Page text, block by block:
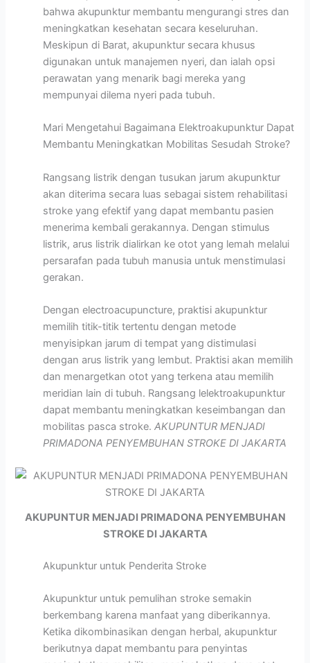
bahwa akupunktur membantu mengurangi stres dan
meningkatkan kesehatan secara keseluruhan.
Meskipun di Barat, akupunktur secara khusus
digunakan untuk manajemen nyeri, dan ialah opsi
perawatan yang menarik bagi mereka yang
mempunyai dilema nyeri pada tubuh.
Mari Mengetahui Bagaimana Elektroakupunktur Dapat
Membantu Meningkatkan Mobilitas Sesudah Stroke?
Rangsang listrik dengan tusukan jarum akupunktur
akan diterima secara luas sebagai sistem rehabilitasi
stroke yang efektif yang dapat membantu pasien
menerima kembali gerakannya. Dengan stimulus
listrik, arus listrik dialirkan ke otot yang lemah melalui
persarafan pada tubuh manusia untuk menstimulasi
gerakan.
Dengan electroacupuncture, praktisi akupunktur
memilih titik-titik tertentu dengan metode
menyisipkan jarum di tempat yang distimulasi
dengan arus listrik yang lembut. Praktisi akan memilih
dan menargetkan otot yang terkena atau memilih
meridian lain di tubuh. Rangsang lelektroakupunktur
dapat membantu meningkatkan keseimbangan dan
mobilitas pasca stroke.AKUPUNTUR MENJADI
PRIMADONA PENYEMBUHAN STROKE DI JAKARTA
AKUPUNTUR MENJADI PRIMADONA PENYEMBUHAN
STROKE DI JAKARTA
Akupunktur untuk Penderita Stroke
Akupunktur untuk pemulihan stroke semakin
berkembang karena manfaat yang diberikannya.
Ketika dikombinasikan dengan herbal, akupunktur
berikutnya dapat membantu para penyintas